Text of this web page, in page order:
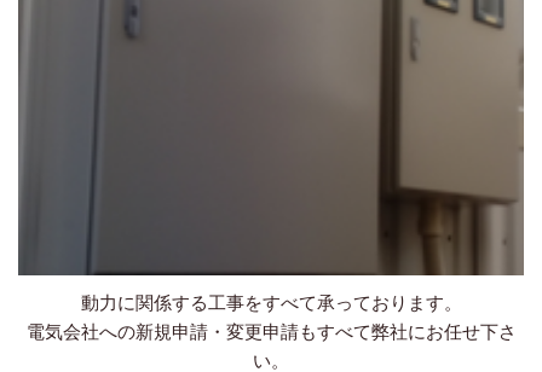
動力に関係する工事をすべて承っております。
電気会社への新規申請・変更申請もすべて弊社にお任せ下さ
い。